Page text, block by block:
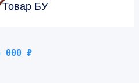
Товар БУ
000 ₽